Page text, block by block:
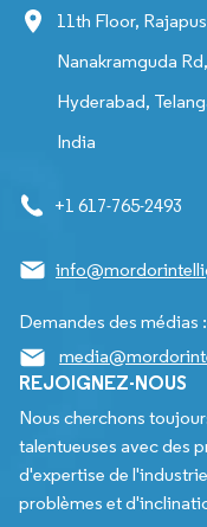
11th Floor,
Nanakramguda
Hyderabad,
India
+1 617-765-2493
Demandes des médias :
REJOIGNEZ-NOUS
Nous cherchons
talentueuses avec des
d'expertise de
problèmes et